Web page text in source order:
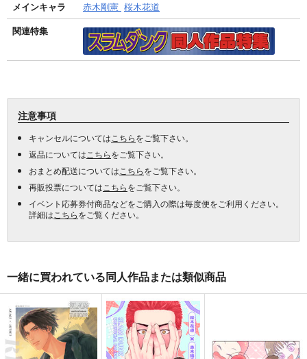
メインキャラ 赤木剛憲 桜木花道
関連特集
注意事項
キャンセルについては こちらをご覧下さい。
返品については こちらをご覧下さい。
おまとめ配送については こちらをご覧下さい。
再販投票については こちらをご覧下さい。
イベント応募券付商品などをご購入の際は毎度便をご利用ください。
詳細は こちらをご覧ください。
一緒に買われている同人作品または類似商品